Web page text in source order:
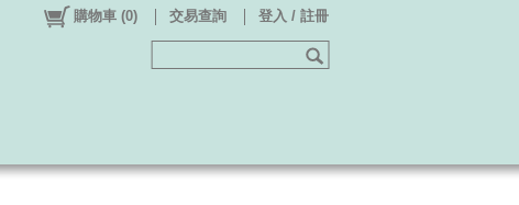
購物車 (0) 交易查詢 登入 / 註冊